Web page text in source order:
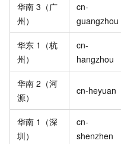
华南 3（广
州）
cn-
guangzhou
华东 1（杭
州）
cn-
hangzhou
华南 2（河
源）
cn-heyuan
华南 1（深
圳）
cn-
shenzhen